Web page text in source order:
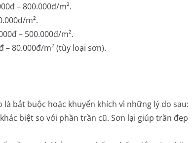
– 800.000đ/m².
m².
– 500.000đ/m².
– 80.000đ/m² (tùy loại sơn).
bắt buộc hoặc khuyến khích vì những lý do sau:
biệt so với phần trần cũ. Sơn lại giúp trần đẹp